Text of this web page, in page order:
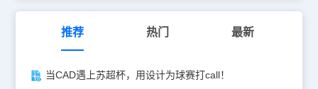
推荐 热门 最新
当CAD遇上苏超杯，用设计为球赛打call！